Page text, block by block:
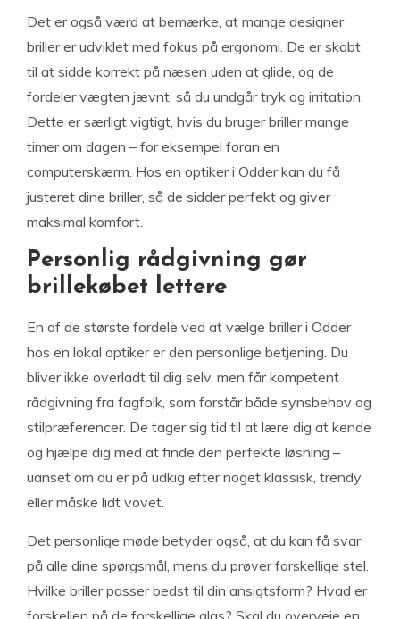
Det er også værd at bemærke, at mange designer
briller er udviklet med fokus på ergonomi. De er skabt
til at sidde korrekt på næsen uden at glide, og de
fordeler vægten jævnt, så du undgår tryk og irritation.
Dette er særligt vigtigt, hvis du bruger briller mange
timer om dagen – for eksempel foran en
computerskærm. Hos en optiker i Odder kan du få
justeret dine briller, så de sidder perfekt og giver
maksimal komfort.
Personlig rådgivning gør
brillekøbet lettere
En af de største fordele ved at vælge briller i Odder
hos en lokal optiker er den personlige betjening. Du
bliver ikke overladt til dig selv, men får kompetent
rådgivning fra fagfolk, som forstår både synsbehov og
stilpræferencer. De tager sig tid til at lære dig at kende
og hjælpe dig med at finde den perfekte løsning –
uanset om du er på udkig efter noget klassisk, trendy
eller måske lidt vovet.
Det personlige møde betyder også, at du kan få svar
på alle dine spørgsmål, mens du prøver forskellige stel.
Hvilke briller passer bedst til din ansigtsform? Hvad er
forskellen på de forskellige glas? Skal du overveje en